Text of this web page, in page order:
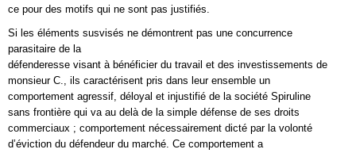
ce pour des motifs qui ne sont pas justifiés.
Si les éléments susvisés ne démontrent pas une concurrence
parasitaire de la
défenderesse visant à bénéficier du travail et des investissements de
monsieur C., ils caractérisent pris dans leur ensemble un
comportement agressif, déloyal et injustifié de la société Spiruline
sans frontière qui va au delà de la simple défense de ses droits
commerciaux ; comportement nécessairement dicté par la volonté
d’éviction du défendeur du marché. Ce comportement a